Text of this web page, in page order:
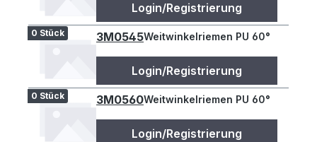
Login/Registrierung
0 Stück 3M0545Weitwinkelriemen PU 60°
Login/Registrierung
0 Stück 3M0560Weitwinkelriemen PU 60°
Login/Registrierung